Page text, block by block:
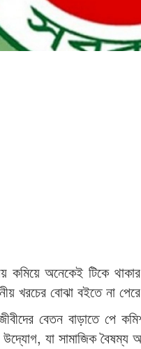
কমিয়ে অনেকেই টিকে
খরচের বোঝা বইতে না পেরে
বেতন বাড়াতে পে
উদ্যোগ, যা সামাজিক